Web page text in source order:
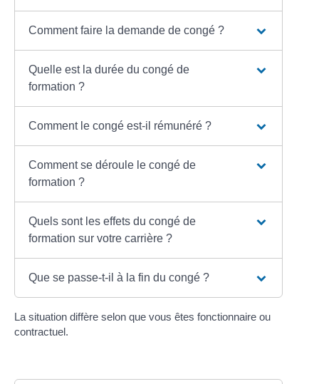
Comment faire la demande de congé ?
Quelle est la durée du congé de
formation ?
Comment le congé est-il rémunéré ?
Comment se déroule le congé de
formation ?
Quels sont les effets du congé de
formation sur votre carrière ?
Que se passe-t-il à la fin du congé ?
La situation diffère selon que vous êtes fonctionnaire ou
contractuel.